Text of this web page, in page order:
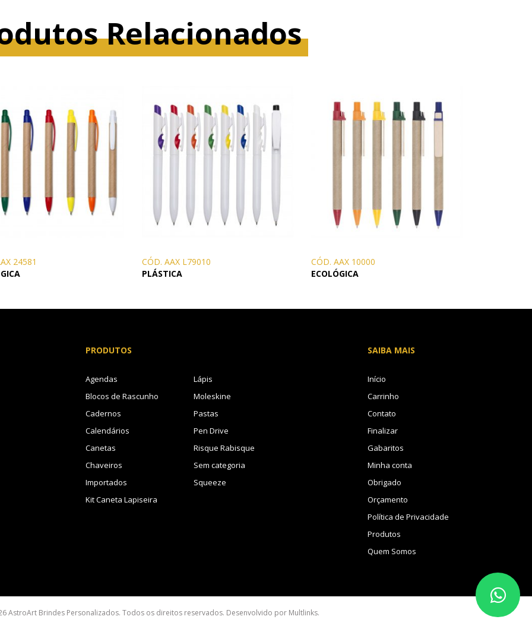
Relacionados
24581
CÓD. AAX L79010
PLÁSTICA
CÓD. AAX 10000
ECOLÓGICA
PRODUTOS
Agendas
Blocos de Rascunho
Cadernos
Calendários
Canetas
Chaveiros
Importados
Kit Caneta Lapiseira
Lápis
Moleskine
Pastas
Pen Drive
Risque Rabisque
Sem categoria
Squeeze
SAIBA MAIS
Início
Carrinho
Contato
Finalizar
Gabaritos
Minha conta
Obrigado
Orçamento
Política de Privacidade
Produtos
Quem Somos
AstroArt Brindes Personalizados. Todos os direitos reservados. Desenvolvido por Multlinks.